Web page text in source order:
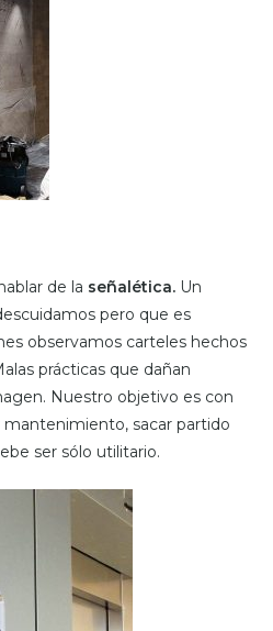
de la señalética. Un
pero que es
observamos carteles hechos
prácticas que dañan
Nuestro objetivo es con
sacar partido
ser sólo utilitario.